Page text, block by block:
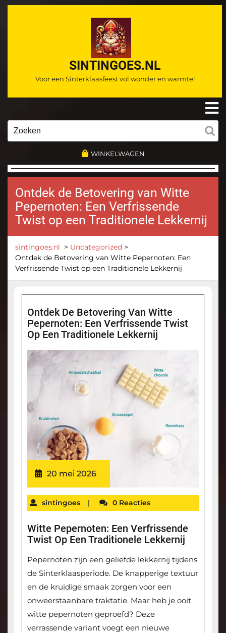
Ga
SINTINGOES.NL
Voor een Sinterklaasfeest vol wonder en warmte!
WINKELWAGEN
Ontdek de Betovering van Witte
Pepernoten: Een Verfrissende
Twist op een Traditionele Lekkernij
sintingoes.nl > Uncategorized >
Ontdek de Betovering van Witte Pepernoten: Een
Verfrissende Twist op een Traditionele Lekkernij
Ontdek De Betovering Van Witte
Pepernoten: Een Verfrissende Twist
Op Een Traditionele Lekkernij
20 mei 2026
sintingoes | 0 Reacties
Witte Pepernoten: Een Verfrissende
Twist Op Een Traditionele Lekkernij
Pepernoten zijn een geliefde lekkernij tijdens
de Sinterklaasperiode. De knapperige textuur
en de kruidige smaak zorgen voor een
onweerstaanbare traktatie. Maar heb je ooit
witte pepernoten geproefd? Deze
verrassende variant voegt een nieuwe